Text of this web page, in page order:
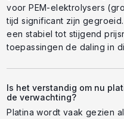
voor PEM-elektrolysers
tijd significant zijn
een stabiel tot stijgend
toepassingen de daling in
Is het verstandig om nu
de verwachting?
Platina wordt vaak gezien